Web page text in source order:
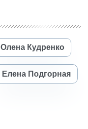
Олена Кудренко
Елена Подгорная